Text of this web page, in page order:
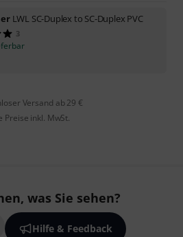
LWL SC-Duplex to SC-Duplex PVC
3
Versand ab 29 €
Preise inkl. MwSt.
was Sie sehen?
Hilfe & Feedback